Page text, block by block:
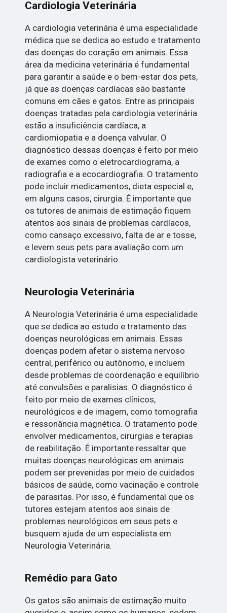
Cardiologia Veterinária
A cardiologia veterinária é uma especialidade
médica que se dedica ao estudo e tratamento
das doenças do coração em animais. Essa
área da medicina veterinária é fundamental
para garantir a saúde e o bem-estar dos pets,
já que as doenças cardíacas são bastante
comuns em cães e gatos. Entre as principais
doenças tratadas pela cardiologia veterinária
estão a insuficiência cardíaca, a
cardiomiopatia e a doença valvular. O
diagnóstico dessas doenças é feito por meio
de exames como o eletrocardiograma, a
radiografia e a ecocardiografia. O tratamento
pode incluir medicamentos, dieta especial e,
em alguns casos, cirurgia. É importante que
os tutores de animais de estimação fiquem
atentos aos sinais de problemas cardíacos,
como cansaço excessivo, falta de ar e tosse,
e levem seus pets para avaliação com um
cardiologista veterinário.
Neurologia Veterinária
A Neurologia Veterinária é uma especialidade
que se dedica ao estudo e tratamento das
doenças neurológicas em animais. Essas
doenças podem afetar o sistema nervoso
central, periférico ou autônomo, e incluem
desde problemas de coordenação e equilíbrio
até convulsões e paralisias. O diagnóstico é
feito por meio de exames clínicos,
neurológicos e de imagem, como tomografia
e ressonância magnética. O tratamento pode
envolver medicamentos, cirurgias e terapias
de reabilitação. É importante ressaltar que
muitas doenças neurológicas em animais
podem ser prevenidas por meio de cuidados
básicos de saúde, como vacinação e controle
de parasitas. Por isso, é fundamental que os
tutores estejam atentos aos sinais de
problemas neurológicos em seus pets e
busquem ajuda de um especialista em
Neurologia Veterinária.
Remédio para Gato
Os gatos são animais de estimação muito